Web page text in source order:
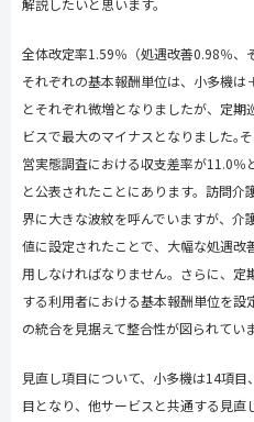
解説したいと思います。
全体改定率1.59％（処遇改善0.98％、
それぞれの基本報酬単位は、小多機は
とそれぞれ微増となりましたが、定期
ビスで最大のマイナスとなりました｡
営実態調査における収支差率が11.0％
と公表されたことにあります。訪問
界に大きな波紋を呼んでいますが、
値に設定されたことで、大幅な処遇
用しなければなりません。さらに、
する利用者における基本報酬単位を設
の統合を見据えて整合性が図られてい
見直し項目について、小多機は14項目
目となり、他サービスと共通する見直